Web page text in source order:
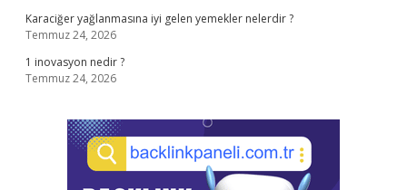
Karaciğer yağlanmasına iyi gelen yemekler nelerdir ?
Temmuz 24, 2026
1 inovasyon nedir ?
Temmuz 24, 2026